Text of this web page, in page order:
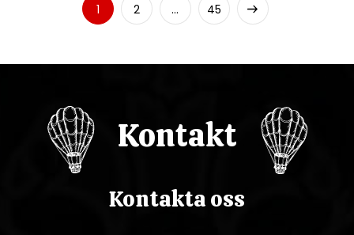
Strona
1 Strona
2 … Strona
45
Następna
Kontakt
Kontakta oss